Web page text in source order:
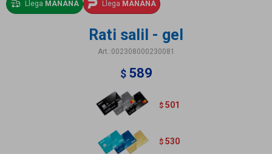
Llega MAÑANA Llega MAÑANA
Rati salil - gel
002308000230081
$ 589
$ 501
$ 530